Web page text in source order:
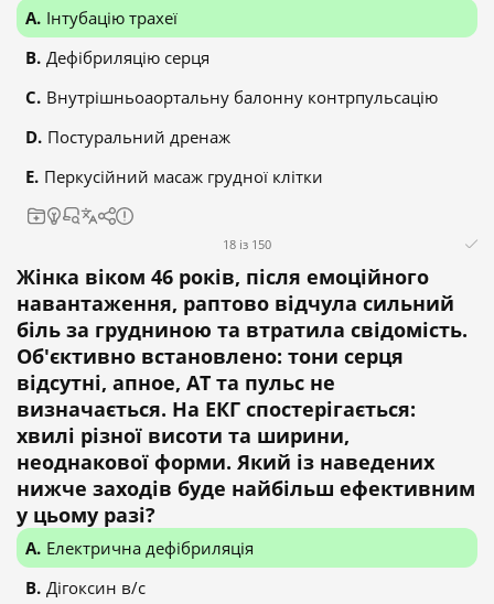
Інтубацію трахеї
Дефібриляцію серця
Внутрішньоаортальну балонну контрпульсацію
Постуральний дренаж
Перкусійний масаж грудної клітки
18 із 150
Жінка віком 46 років, після емоційного
навантаження, раптово відчула сильний
біль за грудниною та втратила свідомість.
Об'єктивно встановлено: тони серця
відсутні, апное, АТ та пульс не
визначається. На ЕКГ спостерігається:
хвилі різної висоти та ширини,
неоднакової форми. Який із наведених
нижче заходів буде найбільш ефективним
у цьому разі?
Електрична дефібриляція
Дігоксин в/с